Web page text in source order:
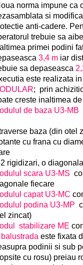
norma impune ca
si
anti-cadere.
trebuie sa
primei podini
3,4 m iar
sa depaseasca
este realizata
; prin
creste inaltimea
de baza U3-MB
baza (din otel
cu frana cu
rigidizari, o
scara U3-MS
fiecare
capat U3-MC
podina U3-MP
zincat)
stabilizare ME
este fixata
podinii si sub
cu rosu) preiau